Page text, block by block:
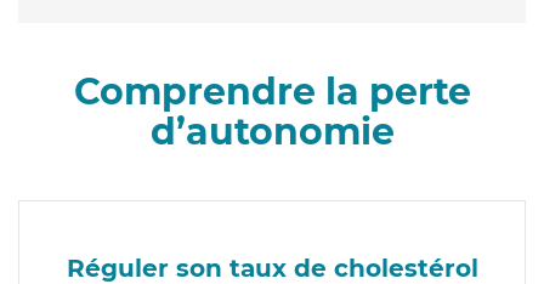
Comprendre la perte
d’autonomie
Réguler son taux de cholestérol